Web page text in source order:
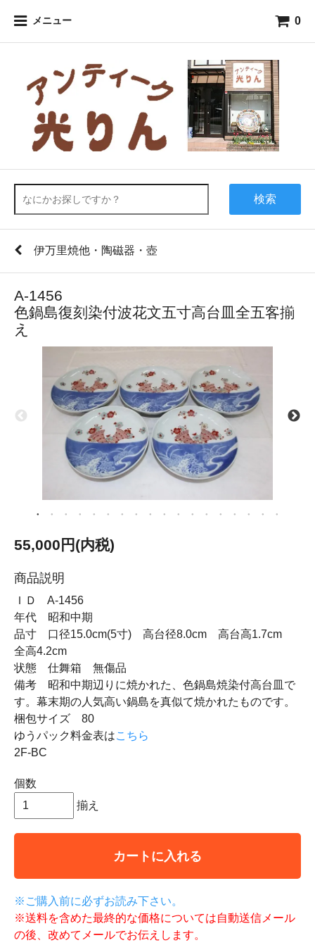
メニュー 0
検索
伊万里焼他・陶磁器・壺
A-1456
色鍋島復刻染付波花文五寸高台皿全五客揃
え
55,000円(内税)
商品説明
ＩＤ A-1456
年代 昭和中期
品寸 口径15.0cm(5寸) 高台径8.0cm 高台高1.7cm
全高4.2cm
状態 仕舞箱 無傷品
備考 昭和中期辺りに焼かれた、色鍋島焼染付高台皿で
す。幕末期の人気高い鍋島を真似て焼かれたものです。
梱包サイズ 80
ゆうパック料金表はこちら
2F-BC
個数
揃え
カートに入れる
※ご購入前に必ずお読み下さい。
※送料を含めた最終的な価格については自動送信メール
の後、改めてメールでお伝えします。